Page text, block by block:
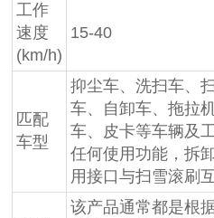
工作
速度
(km/h)
15-40
匹配
车型
抑尘车、洗扫车、
车、自卸车、拖拉
车、皮卡等车辆及
任何使用功能，拆
用接口与扫雪滚刷
该产品通常都是根